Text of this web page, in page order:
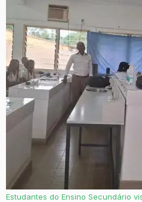
Estudantes do Ensino Secundário